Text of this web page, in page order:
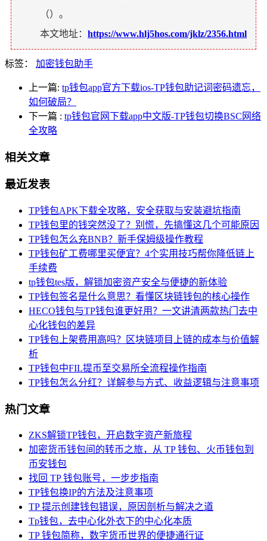
（）。
本文地址： https://www.hlj5hos.com/jklz/2356.html
标签： 加密钱包助手
上一篇: tp钱包app官方下载ios-TP钱包助记词密码遗忘，
如何破局？
下一篇 : tp钱包官网下载app中文版-TP钱包切换BSC网络
全攻略
相关文章
最近发表
TP钱包APK下载全攻略，安全获取与安装避坑指南
TP钱包里的钱突然没了？别慌，先搞懂这几个可能原因
TP钱包怎么充BNB？新手保姆级操作教程
TP钱包矿工费哪里买便宜？4个实用技巧帮你降低链上
手续费
tp钱包tes版，解锁加密资产安全与便捷的新体验
TP钱包签名是什么意思？看懂区块链钱包的核心操作
HECO钱包与TP钱包谁更好用？一文讲清两款热门去中
心化钱包的差异
TP钱包上架费用高吗？区块链项目上链的成本与价值解
析
TP钱包中FIL提币至交易所全流程操作指南
TP钱包怎么分红？详解参与方式、收益逻辑与注意事项
热门文章
ZKS解锁TP钱包，开启数字资产新旅程
加密货币钱包间的转币之旅，从 TP 钱包、火币钱包到
币安钱包
找回 TP 钱包账号，一步步指南
TP钱包换IP的方法及注意事项
TP 提示创建钱包错误，原因剖析与解决之道
Tp钱包，去中心化外衣下的中心化本质
TP 钱包简称，数字货币世界的便捷通行证